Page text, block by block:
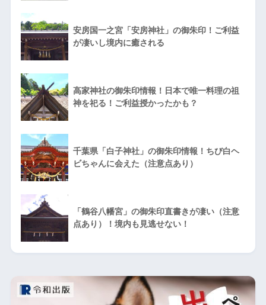
安房国一之宮「安房神社」の御朱印！ご利益
が凄いし境内に癒される
高家神社の御朱印情報！日本で唯一料理の祖
神を祀る！ご利益授かったかも？
千葉県「白子神社」の御朱印情報！ちび白ヘ
ビちゃんに会えた（注意点あり）
「鶴谷八幡宮」の御朱印直書きが凄い（注意
点あり）！境内も見逃せない！